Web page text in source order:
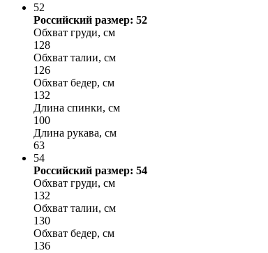
52
Российский размер: 52
Обхват груди, см
128
Обхват талии, см
126
Обхват бедер, см
132
Длина спинки, см
100
Длина рукава, см
63
54
Российский размер: 54
Обхват груди, см
132
Обхват талии, см
130
Обхват бедер, см
136